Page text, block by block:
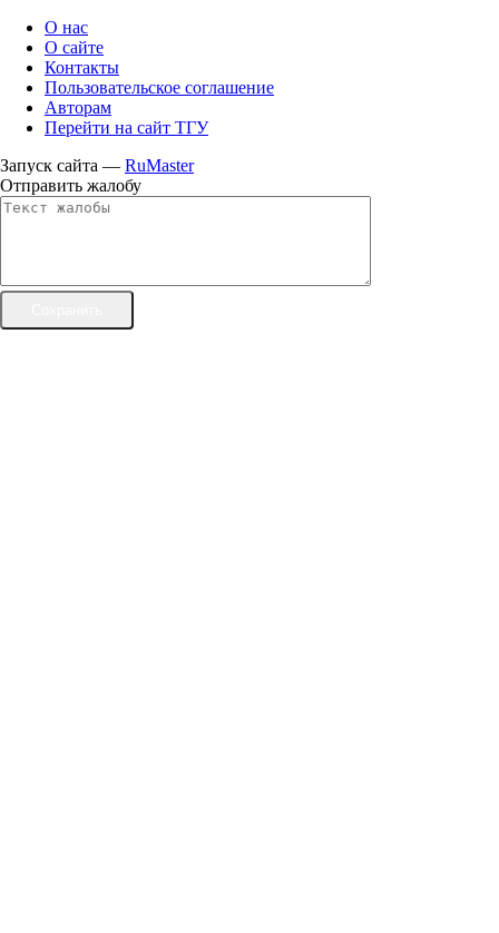
О нас
О сайте
Контакты
Пользовательское соглашение
Авторам
Перейти на сайт ТГУ
Запуск сайта — RuMaster
Отправить жалобу